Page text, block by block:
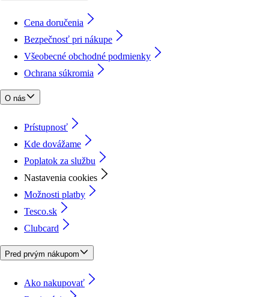
Cena doručenia
Bezpečnosť pri nákupe
Všeobecné obchodné podmienky
Ochrana súkromia
O nás
Prístupnosť
Kde dovážame
Poplatok za službu
Nastavenia cookies
Možnosti platby
Tesco.sk
Clubcard
Pred prvým nákupom
Ako nakupovať